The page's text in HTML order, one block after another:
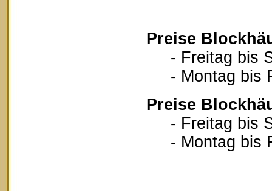
Preise
- Freitag bis
- Montag bis
Preise
- Freitag bis
- Montag bis